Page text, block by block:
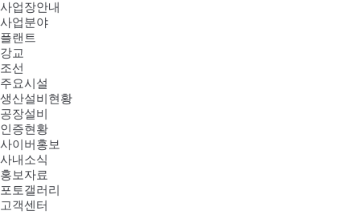
사업장안내
사업분야
플랜트
강교
조선
주요시설
생산설비현황
공장설비
인증현황
사이버홍보
사내소식
홍보자료
포토갤러리
고객센터